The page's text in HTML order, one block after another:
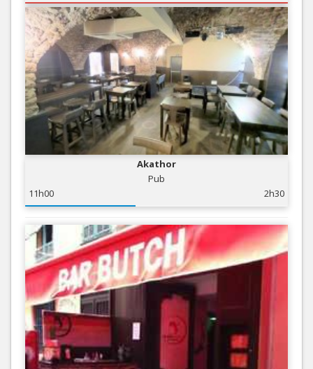
Akathor
Pub
11h00
2h30